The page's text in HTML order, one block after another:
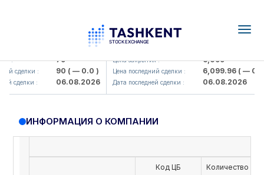
: 79
сделки : 90( — 0.0 )
сделки : 06.08.2026
UZMK (<O'zmetkombinat> AJ)
Цена закрытия : 6,099
Цена последний сделки : 6,099.96( — 0.0 )
Дата последней сделки : 06.08.2026
ИНФОРМАЦИЯ О КОМПАНИИ
Код ЦБ Количество